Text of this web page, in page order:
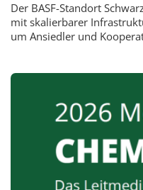
Der BASF-Standort
mit skalierbarer
um Ansiedler und